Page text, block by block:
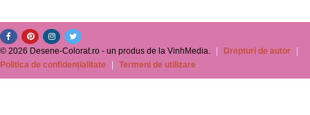
© 2026 Desene-Colorat.ro - un produs de la VinhMedia. Drepturi de autor
Politica de confidențialitate
Termeni de utilizare